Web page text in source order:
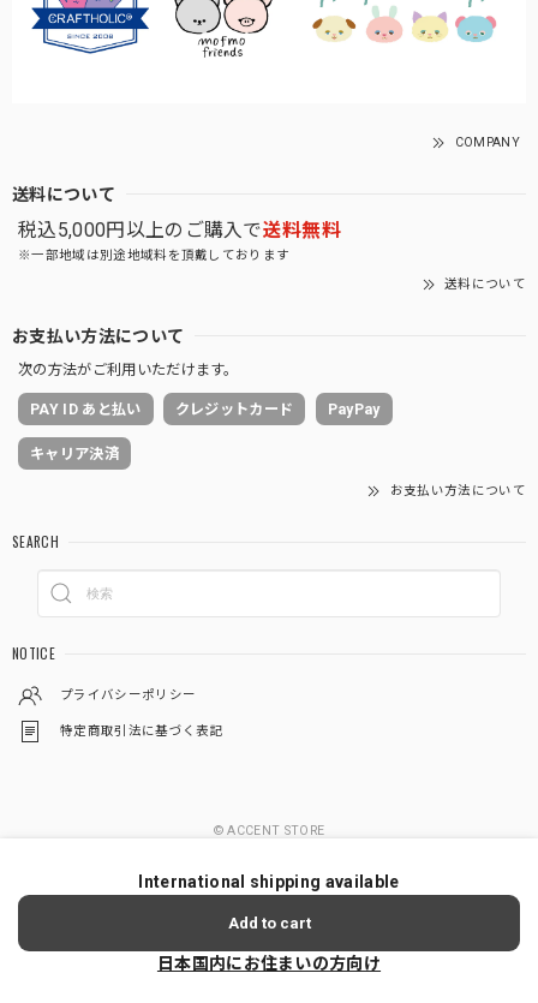
COMPANY
送料について
税込5,000円以上のご購入で送料無料
※一部地域は別途地域料を頂戴しております
送料について
お支払い方法について
次の方法がご利用いただけます。
PAY ID あと払い クレジットカード PayPay
キャリア決済
お支払い方法について
SEARCH
NOTICE
プライバシーポリシー
特定商取引法に基づく表記
© ACCENT STORE
International shipping available
Add to cart
日本国内にお住まいの方向け